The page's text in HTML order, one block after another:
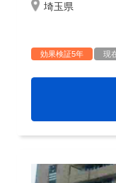
埼玉県
効果検証5年 現